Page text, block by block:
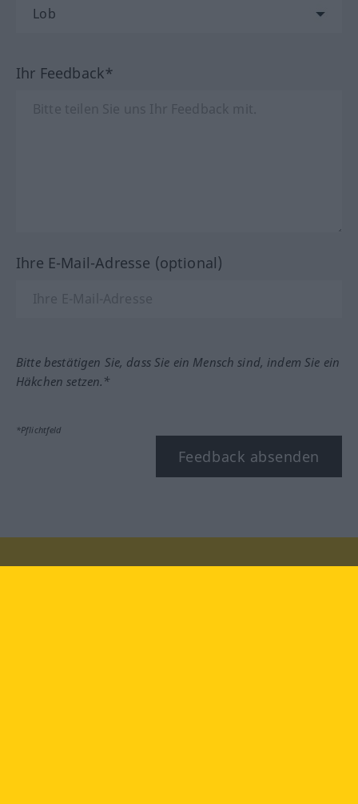
Ihr Feedback*
Ihre E-Mail-Adresse (optional)
Bitte bestätigen Sie, dass Sie ein Mensch sind, indem Sie ein
Häkchen setzen.*
*Pflichtfeld
Feedback absenden